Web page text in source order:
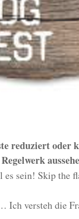
reduziert oder
sein! Skip the
Ich versteh die